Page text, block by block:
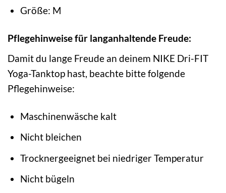
Größe: M
Pflegehinweise für langanhaltende Freude:
Damit du lange Freude an deinem NIKE Dri-FIT
Yoga-Tanktop hast, beachte bitte folgende
Pflegehinweise:
Maschinenwäsche kalt
Nicht bleichen
Trocknergeeignet bei niedriger Temperatur
Nicht bügeln